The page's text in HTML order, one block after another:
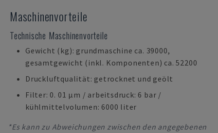
Maschinenvorteile
Technische Maschinenvorteile
Gewicht (kg): grundmaschine ca. 39000,
gesamtgewicht (inkl. Komponenten) ca. 52200
Druckluftqualität: getrocknet und geölt
Filter: 0. 01 µm / arbeitsdruck: 6 bar /
kühlmittelvolumen: 6000 liter
*Es kann zu Abweichungen zwischen den angegebenen